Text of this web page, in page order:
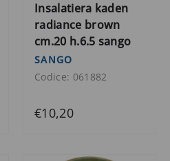
Insalatiera kaden
radiance brown
cm.20 h.6.5 sango
SANGO
Codice: 061882
€10,20